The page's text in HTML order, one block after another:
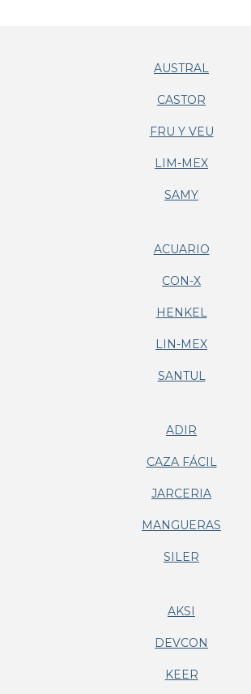
AUSTRAL
CASTOR
FRU Y VEU
LIM-MEX
SAMY
ACUARIO
CON-X
HENKEL
LIN-MEX
SANTUL
ADIR
CAZA FÁCIL
JARCERIA
MANGUERAS
SILER
AKSI
DEVCON
KEER